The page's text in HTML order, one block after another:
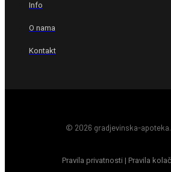
Info
O nama
Kontakt
© 2026 gradjevinska-
Pravila privatnosti | Pravila